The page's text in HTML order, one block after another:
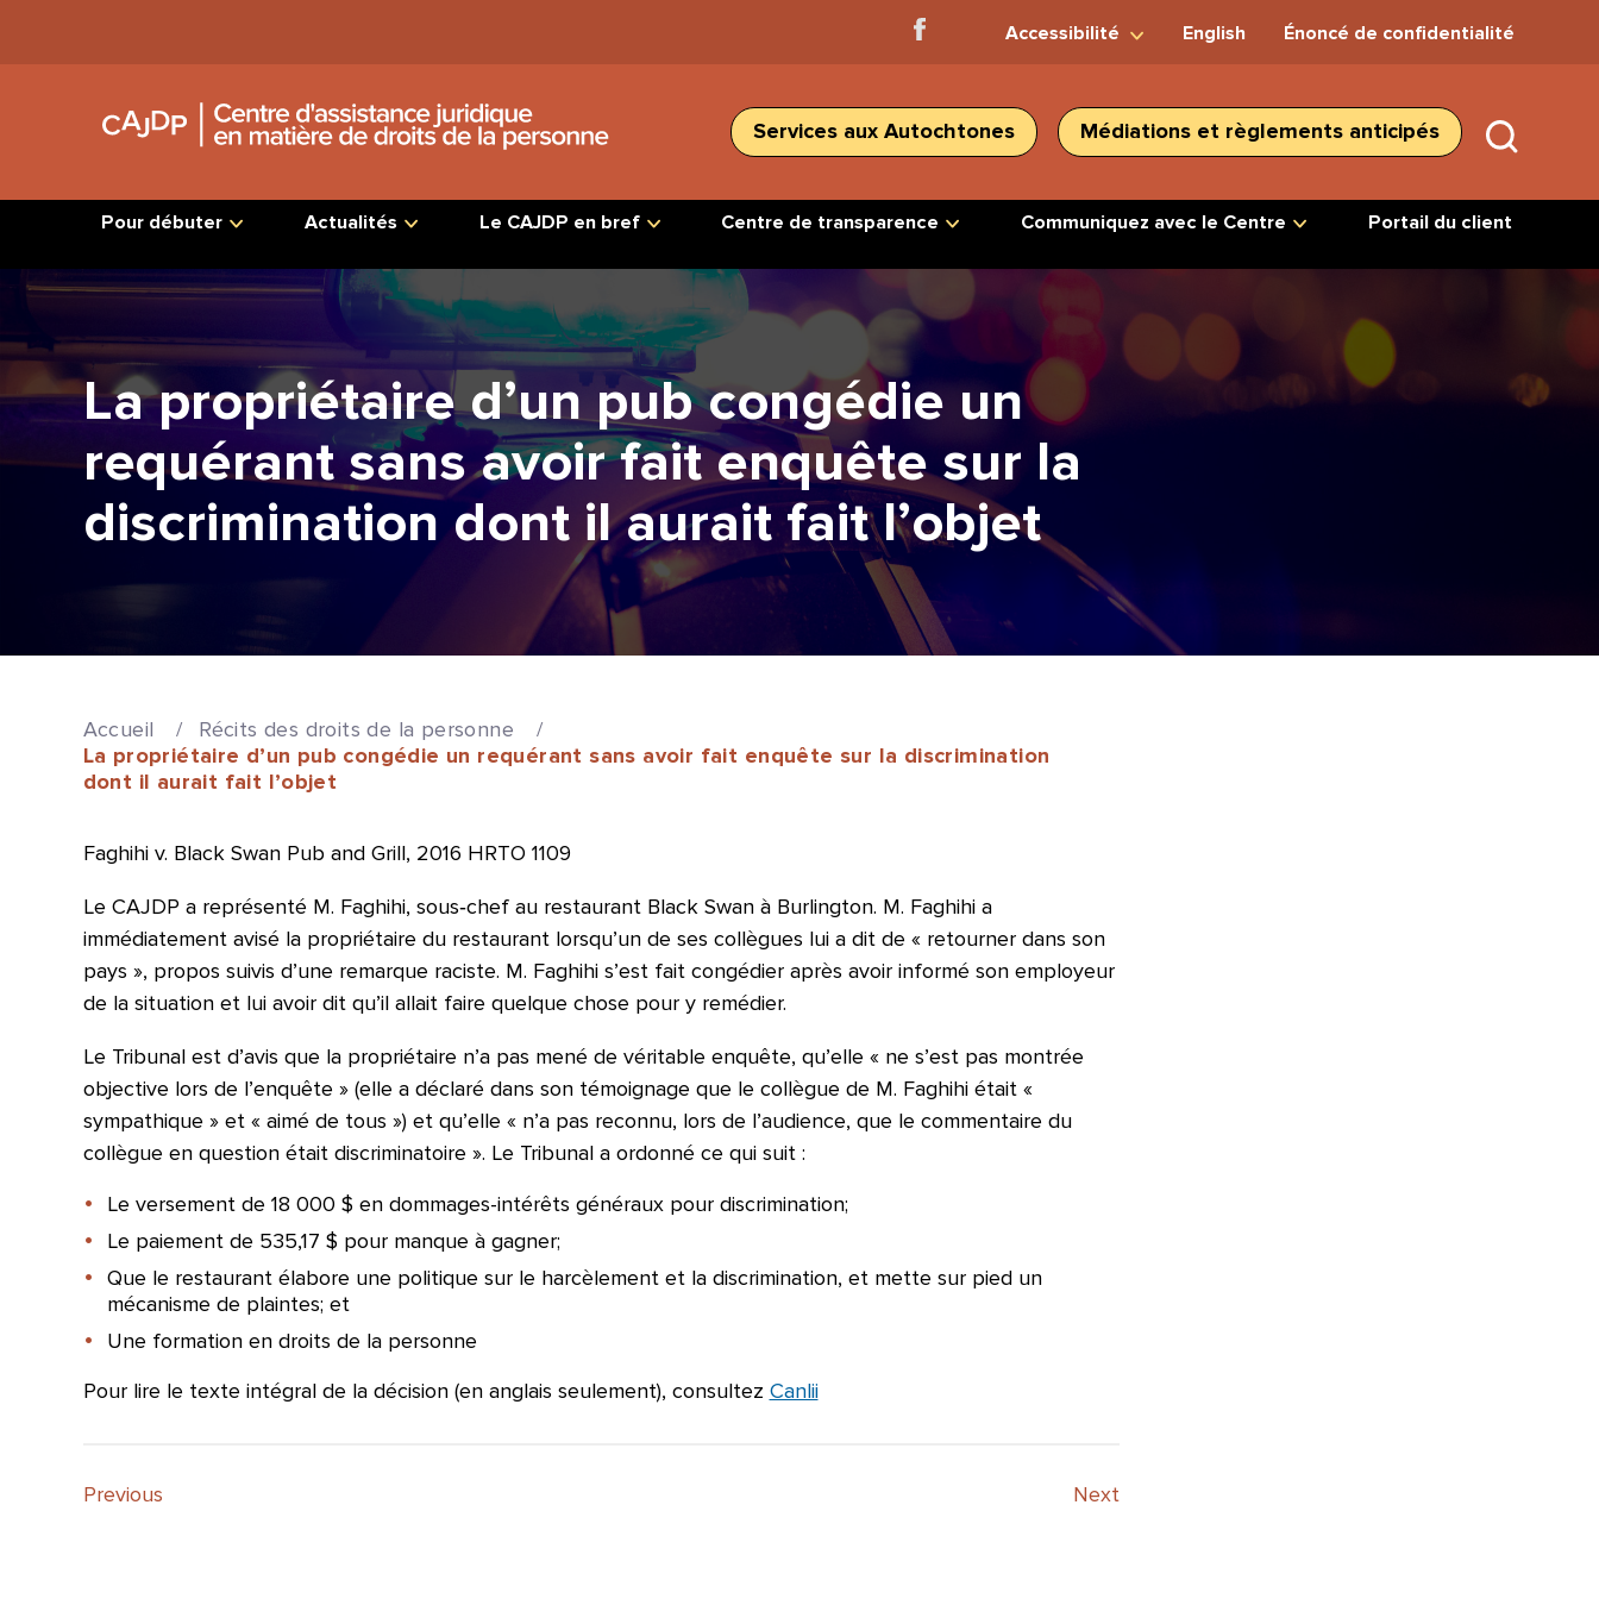
FacebookAccessibilité English Énoncé de confidentialité
Services aux Autochtones
Médiations et règlements anticipés
Pour débuter
Actualités Le CAJDP en bref Centre de transparence Communiquez avec le Centre Portail du client
La propriétaire d’un pub congédie un
requérant sans avoir fait enquête sur la
discrimination dont il aurait fait l’objet
Accueil / Récits des droits de la personne
/
La propriétaire d’un pub congédie un requérant sans avoir fait enquête sur la discrimination
dont il aurait fait l’objet
Faghihi v. Black Swan Pub and Grill, 2016 HRTO 1109
Le CAJDP a représenté M. Faghihi, sous‑chef au restaurant Black Swan à Burlington. M. Faghihi a
immédiatement avisé la propriétaire du restaurant lorsqu’un de ses collègues lui a dit de « retourner dans son
pays », propos suivis d’une remarque raciste. M. Faghihi s’est fait congédier après avoir informé son employeur
de la situation et lui avoir dit qu’il allait faire quelque chose pour y remédier.
Le Tribunal est d’avis que la propriétaire n’a pas mené de véritable enquête, qu’elle « ne s’est pas montrée
objective lors de l’enquête » (elle a déclaré dans son témoignage que le collègue de M. Faghihi était «
sympathique » et « aimé de tous ») et qu’elle « n’a pas reconnu, lors de l’audience, que le commentaire du
collègue en question était discriminatoire ». Le Tribunal a ordonné ce qui suit :
Le versement de 18 000 $ en dommages-intérêts généraux pour discrimination;
Le paiement de 535,17 $ pour manque à gagner;
Que le restaurant élabore une politique sur le harcèlement et la discrimination, et mette sur pied un
mécanisme de plaintes; et
Une formation en droits de la personne
Pour lire le texte intégral de la décision (en anglais seulement), consultez Canlii
Previous Next